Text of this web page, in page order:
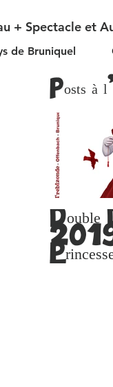
de Bruniquel
+ Spectacle et
Posts à
2019